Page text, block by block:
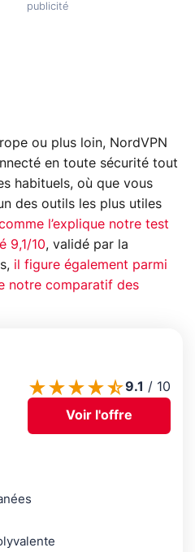
ou plus loin, NordVPN
en toute sécurité tout
habituels, où que vous
des outils les plus utiles
l’explique notre test
9,1/10, validé par la
il figure également parmi
notre comparatif des
9.1 / 10
Voir l'offre